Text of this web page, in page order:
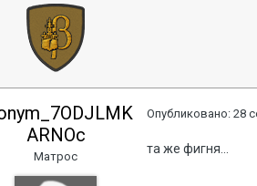
ARNOc
Матрос
Опубликовано:28
та же фигня...